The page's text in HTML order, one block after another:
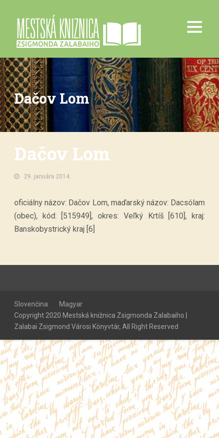
Dačov Lom
Dačov Lom
29. januára 2014.
oficiálny názov: Dačov Lom, maďarský názov: Dacsólam
(obec), kód: [515949], okres: Veľký Krtíš [610], kraj:
Banskobystrický kraj [6]
Slovenčina
Magyar
Copyright 2020 Mestská knižnica Zsigmonda Zalabaiho |
Zalabai Zsigmond Városi Könyvtár, All Right Reserved